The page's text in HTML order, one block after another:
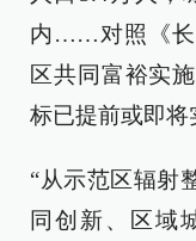
内……对照《长
区共同富裕实
标已提前或即将
“从示范区辐射
同创新、区域